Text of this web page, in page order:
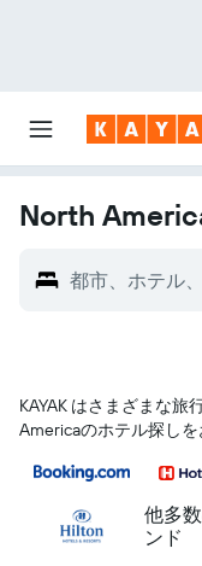
North
都市、ホテル
KAYAK はさまざまな
Americaのホテル探し
他多
ンド